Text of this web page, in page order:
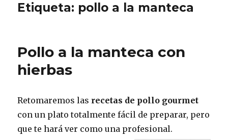
Etiqueta: pollo a la manteca
Pollo a la manteca con
hierbas
Retomaremos las recetas de pollo gourmet
con un plato totalmente fácil de preparar, pero
que te hará ver como una profesional.